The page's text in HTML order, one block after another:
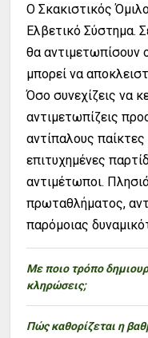
Ο Σκακιστικός
Ελβετικό Σύστημα.
θα αντιμετωπίσουν
μπορεί να
Όσο συνεχίζεις να
αντιμετωπίζεις
αντίπαλους
επιτυχημένες
αντιμέτωποι.
πρωταθλήματος,
παρόμοιας
Με ποιο τρόπο
κληρώσεις;
Πώς καθορίζεται η